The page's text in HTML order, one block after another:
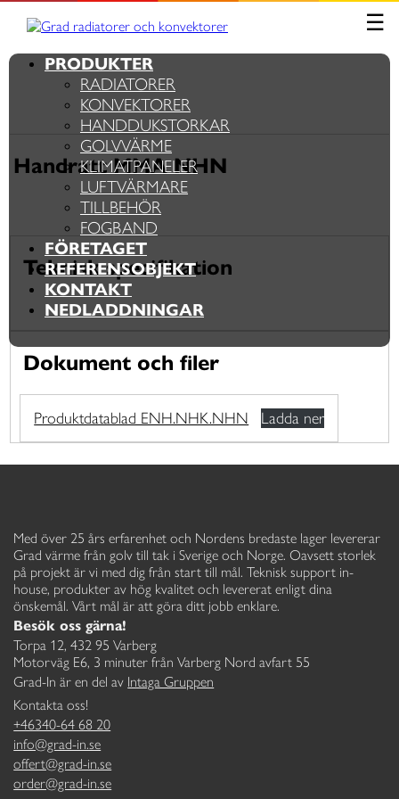
Skip
Grad radiatorer och konvektorer
Värme från golv till tak ☰
PRODUKTER
RADIATORER
KONVEKTORER
HANDDUKSTORKAR
GOLVVÄRME
KLIMATPANELER
LUFTVÄRMARE
TILLBEHÖR
FOGBAND
FÖRETAGET
REFERENSOBJEKT
KONTAKT
NEDLADDNINGAR
Handratt MMA NHN
Teknisk specifikation
Dokument och filer
Produktdatablad ENH.NHK.NHN Ladda ner
Med över 25 års erfarenhet och Nordens bredaste lager levererar
Grad värme från golv till tak i Sverige och Norge. Oavsett storlek
på projekt är vi med dig från start till mål. Teknisk support in-
house, produkter av hög kvalitet och levererat enligt dina
önskemål. Vårt mål är att göra ditt jobb enklare.
Besök oss gärna!
Torpa 12, 432 95 Varberg
Motorväg E6, 3 minuter från Varberg Nord avfart 55
Grad-In är en del av Intaga Gruppen
Kontakta oss!
+46340-64 68 20
info@grad-in.se
offert@grad-in.se
order@grad-in.se